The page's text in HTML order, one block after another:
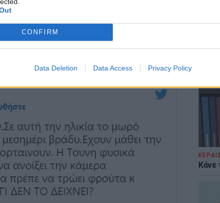
CONFIRM
Data Deletion Data Access Privacy Policy
τα
Κάνε
ενώ αρκετοί ανέφεραν πως δεν υπήρχε
της δημόσια. Kάποιοι άλλοι
χαρακτήρισαν υπερβολικές τις αρνητικές